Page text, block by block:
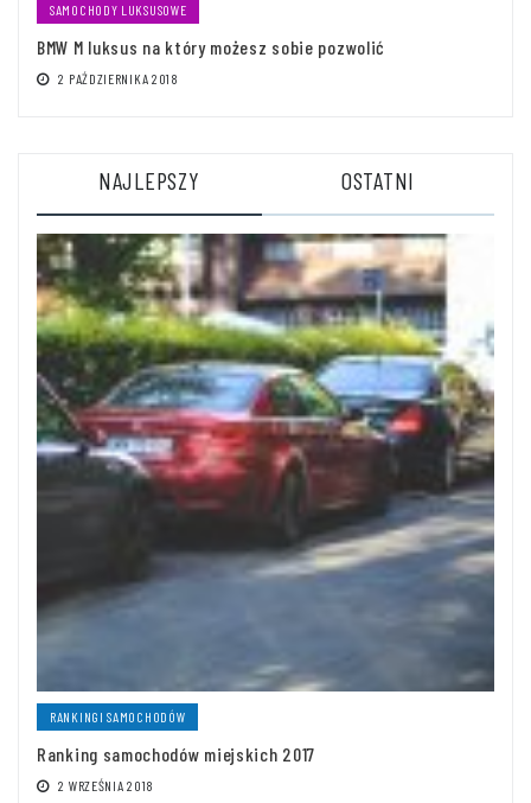
SAMOCHODY LUKSUSOWE
BMW M luksus na który możesz sobie pozwolić
2 PAŹDZIERNIKA 2018
NAJLEPSZY OSTATNI
RANKINGI SAMOCHODÓW
Ranking samochodów miejskich 2017
2 WRZEŚNIA 2018